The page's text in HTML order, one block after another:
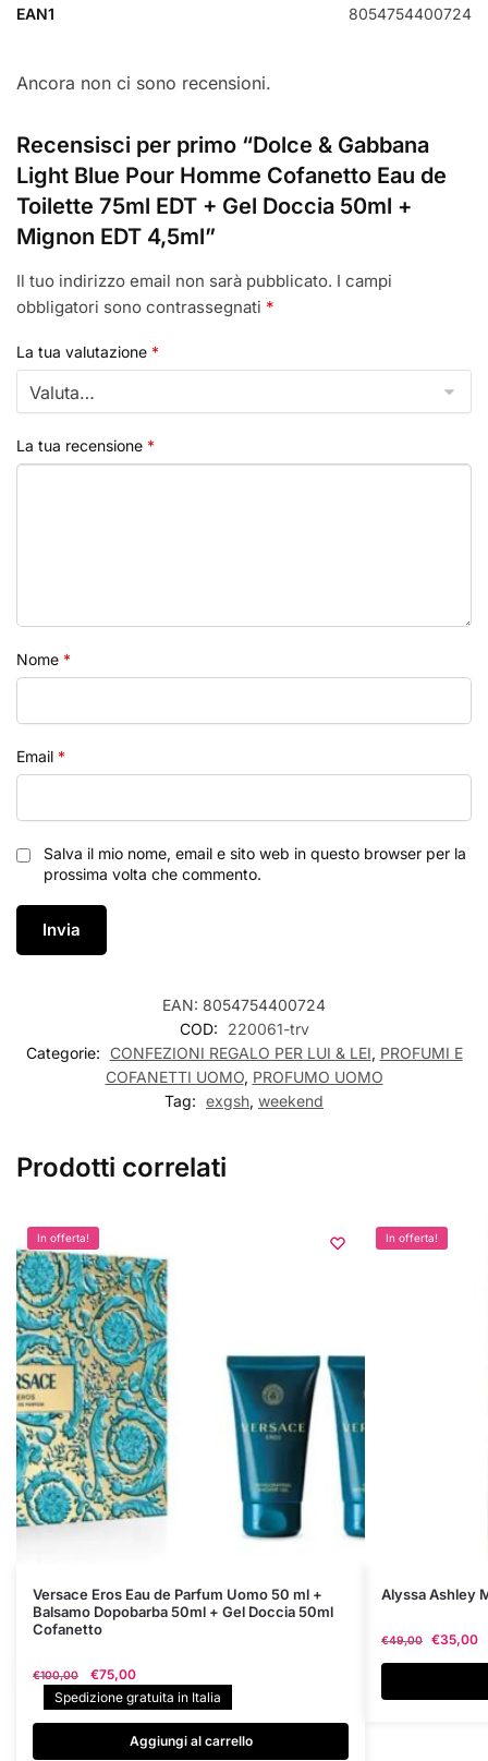
EAN1 8054754400724
Ancora non ci sono recensioni.
Recensisci per primo “Dolce & Gabbana
Light Blue Pour Homme Cofanetto Eau de
Toilette 75ml EDT + Gel Doccia 50ml +
Mignon EDT 4,5ml”
Il tuo indirizzo email non sarà pubblicato. I campi
obbligatori sono contrassegnati *
La tua valutazione *
La tua recensione *
Nome *
Email *
Salva il mio nome, email e sito web in questo browser per la
prossima volta che commento.
EAN: 8054754400724
COD:
220061-trv
Categorie:
CONFEZIONI REGALO PER LUI & LEI, PROFUMI E
COFANETTI UOMO, PROFUMO UOMO
Tag: exgsh, weekend
Prodotti correlati
In offerta!
Versace Eros Eau de Parfum Uomo 50 ml +
Balsamo Dopobarba 50ml + Gel Doccia 50ml
Cofanetto
€100,00
Il
prezzo
originale
€75,00
prezzo
attuale
è:
Spedizione gratuita in Italia
Aggiungi al carrello
In offerta!
Alyssa Ashley
€49,00 €35,00
Questo
ha
più
varianti.